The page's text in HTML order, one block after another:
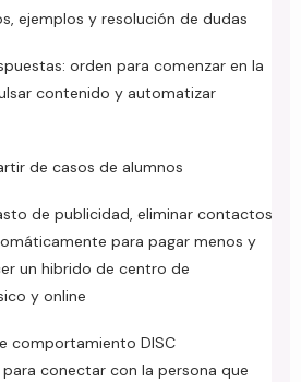
ejemplos y resolución de dudas
orden para comenzar en la
contenido y automatizar
de casos de alumnos
de publicidad, eliminar contactos
para pagar menos y
un hibrido de centro de
y online
comportamiento DISC
conectar con la persona que